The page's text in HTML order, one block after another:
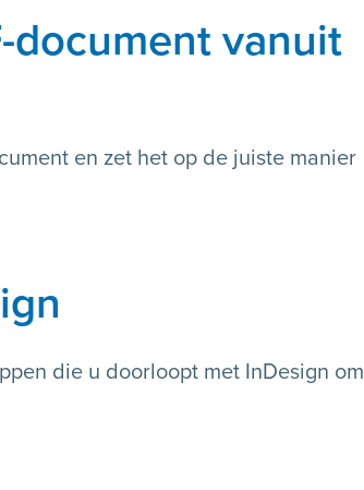
document vanuit
en zet het op de juiste manier
die u doorloopt met InDesign om